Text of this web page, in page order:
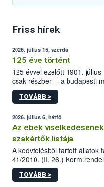
Friss hírek
2026. július 15, szerda
125 éve történt
125 évvel ezelőtt 1901.
csak részben – a budapesti
állomás a Kis Rókus utca 15.
tervezett új épületébe.
TOVÁBB >
2026. július 6, hétfő
Az ebek
szakértők listája
A kedvtelésből tartott állatok
41/2010. (II. 26.)
sérülés, illetve ennek
hatósági feladatokat,
TOVÁBB >